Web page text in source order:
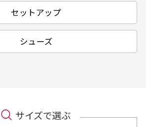
セットアップ
シューズ
サイズで選ぶ